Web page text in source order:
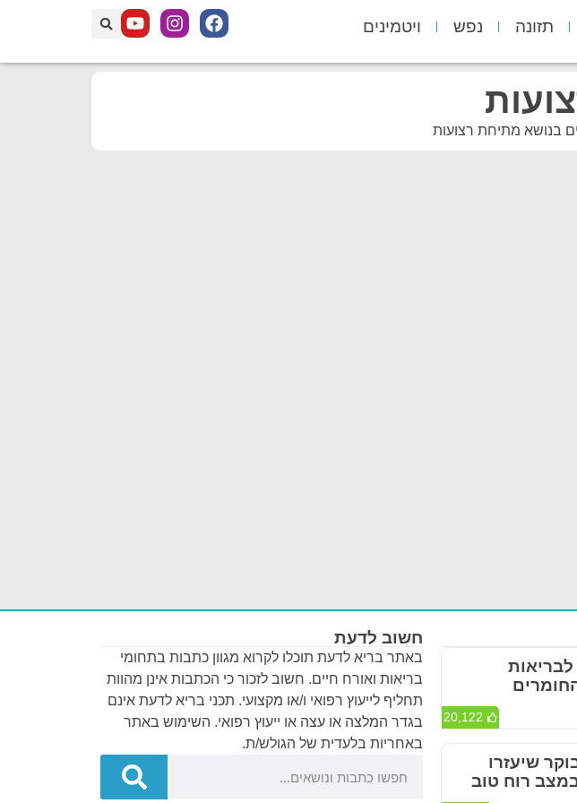
תזונה נפש ויטמינים
בנושא מתיחת רצועות
חשוב לדעת
באתר בריא לדעת תוכלו לקרוא מגוון כתבות בתחומי
בריאות ואורח חיים. חשוב לזכור כי הכתבות אינן מהוות
תחליף לייעוץ רפואי ו/או מקצועי. תכני בריא לדעת אינם
בגדר המלצה או עצה או ייעוץ רפואי. השימוש באתר
באחריות בלעדית של הגולש/ת.
לבריאות
20,122
שיעזרו
רוח טוב